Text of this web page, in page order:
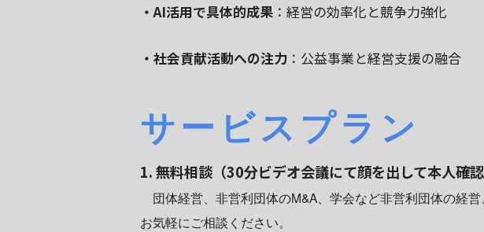
・AI活用で具体的成果 ：経営の効率化と競争力強化
・社会貢献活動への注力 ：公益事業と経営支援の融合
サービスプラン
1. 無料相談 （30分ビデオ会議にて顔を出して本人確認
団体経営、非営利団体のM&A、学会など非営利団体の経
お気軽にご相談ください。